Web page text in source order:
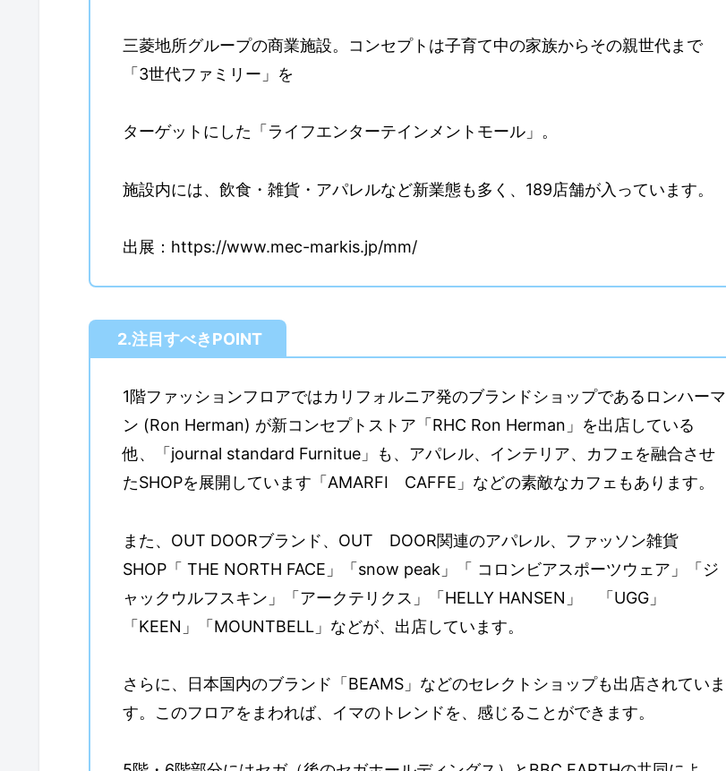
三菱地所グループの商業施設。コンセプトは子育て中の家族からその親世代まで
「3世代ファミリー」を
ターゲットにした「ライフエンターテインメントモール」。
施設内には、飲食・雑貨・アパレルなど新業態も多く、189店舗が入っています。
出展：https://www.mec-markis.jp/mm/
2.注目すべきPOINT
1階ファッションフロアではカリフォルニア発のブランドショップであるロンハーマ
ン (Ron Herman) が新コンセプトストア「RHC Ron Herman」を出店している
他、「journal standard Furnitue」も、アパレル、インテリア、カフェを融合させ
たSHOPを展開しています「AMARFI CAFFE」などの素敵なカフェもあります。
また、OUT DOORブランド、OUT DOOR関連のアパレル、ファッソン雑貨
SHOP「 THE NORTH FACE」「snow peak」「 コロンビアスポーツウェア」「ジ
ャックウルフスキン」「アークテリクス」「HELLY HANSEN」 「UGG」
「KEEN」「MOUNTBELL」などが、出店しています。
さらに、日本国内のブランド「BEAMS」などのセレクトショップも出店されていま
す。このフロアをまわれば、イマのトレンドを、感じることができます。